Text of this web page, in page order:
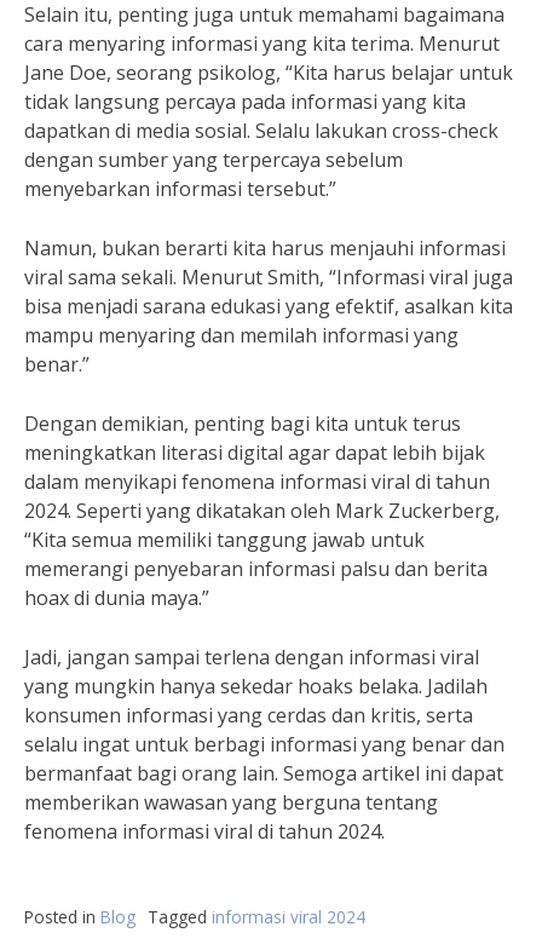
Selain itu, penting juga untuk memahami bagaimana
cara menyaring informasi yang kita terima. Menurut
Jane Doe, seorang psikolog, “Kita harus belajar untuk
tidak langsung percaya pada informasi yang kita
dapatkan di media sosial. Selalu lakukan cross-check
dengan sumber yang terpercaya sebelum
menyebarkan informasi tersebut.”
Namun, bukan berarti kita harus menjauhi informasi
viral sama sekali. Menurut Smith, “Informasi viral juga
bisa menjadi sarana edukasi yang efektif, asalkan kita
mampu menyaring dan memilah informasi yang
benar.”
Dengan demikian, penting bagi kita untuk terus
meningkatkan literasi digital agar dapat lebih bijak
dalam menyikapi fenomena informasi viral di tahun
2024. Seperti yang dikatakan oleh Mark Zuckerberg,
“Kita semua memiliki tanggung jawab untuk
memerangi penyebaran informasi palsu dan berita
hoax di dunia maya.”
Jadi, jangan sampai terlena dengan informasi viral
yang mungkin hanya sekedar hoaks belaka. Jadilah
konsumen informasi yang cerdas dan kritis, serta
selalu ingat untuk berbagi informasi yang benar dan
bermanfaat bagi orang lain. Semoga artikel ini dapat
memberikan wawasan yang berguna tentang
fenomena informasi viral di tahun 2024.
Posted in Blog Tagged informasi viral 2024